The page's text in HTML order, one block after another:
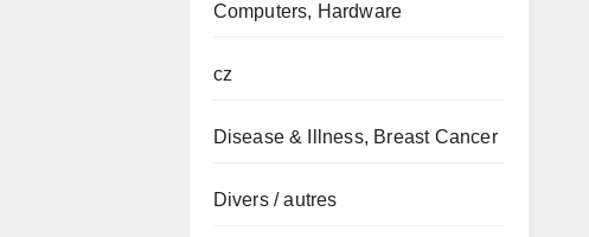
Computers, Hardware
cz
Disease & Illness, Breast Cancer
Divers / autres